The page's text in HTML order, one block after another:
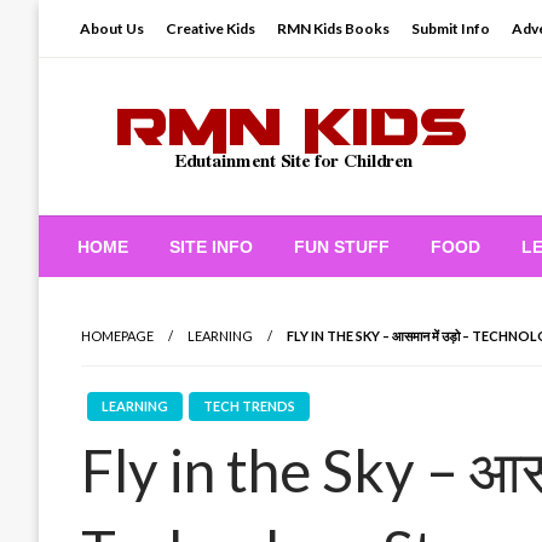
About Us Creative Kids RMN Kids Books Submit Info
RMN Kids
HOME SITE INFO FUN STUFF FOOD
HOMEPAGE LEARNING FLY IN THE SKY – आसमान में उड़ो –
LEARNING TECH TRENDS
Fly in the Sky –